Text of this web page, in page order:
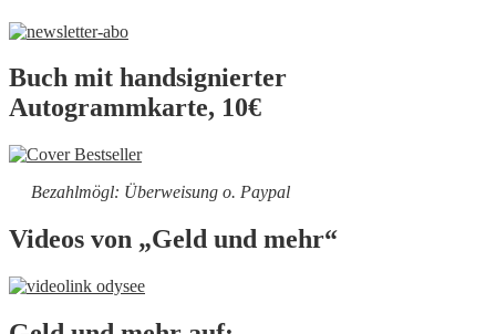
Buch mit handsignierter
Autogrammkarte, 10€
Bezahlmögl: Überweisung o. Paypal
Videos von „Geld und mehr“